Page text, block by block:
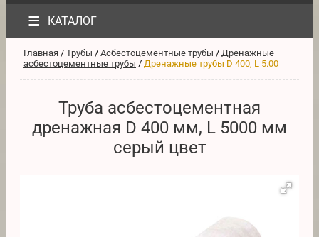
≡ КАТАЛОГ
Главная / Трубы / Асбестоцементные трубы / Дренажные
асбестоцементные трубы / Дренажные трубы D 400, L 5.00
Труба асбестоцементная
дренажная D 400 мм, L 5000 мм
серый цвет